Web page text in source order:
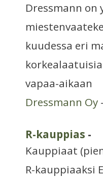
Dressmann
kuudessa eri
vapaa-aikaan
Dressmann Oy
R-kauppias -
Kauppiaat
R-kauppiaaksi